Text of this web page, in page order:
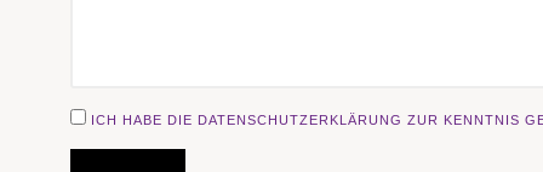
ICH HABE DIE DATENSCHUTZERKLÄRUNG ZUR KENNTNIS